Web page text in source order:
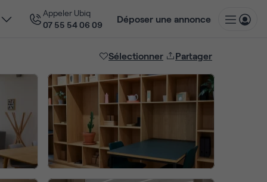
Appeler Ubiq
07 55 54 06 09
Déposer une annonce
Sélectionner Partager